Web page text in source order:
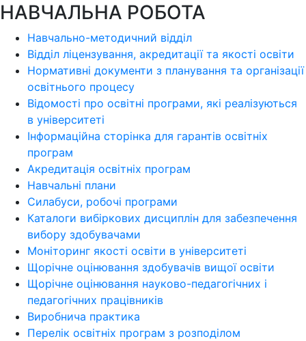
НАВЧАЛЬНА РОБОТА
Навчально-методичний відділ
Відділ ліцензування, акредитації та якості освіти
Нормативні документи з планування та організації
освітнього процесу
Відомості про освітні програми, які реалізуються
в університеті
Інформаційна сторінка для гарантів освітніх
програм
Акредитація освітніх програм
Навчальні плани
Силабуси, робочі програми
Каталоги вибіркових дисциплін для забезпечення
вибору здобувачами
Моніторинг якості освіти в університеті
Щорічне оцінювання здобувачів вищої освіти
Щорічне оцінювання науково-педагогічних і
педагогічних працівників
Виробнича практика
Перелік освітніх програм з розподілoм